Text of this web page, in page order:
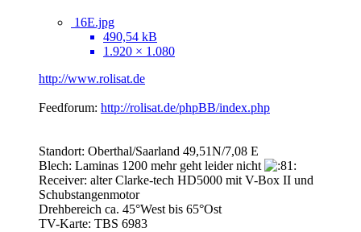
16E.jpg
490,54 kB
1.920 × 1.080
http://www.rolisat.de
Feedforum: http://rolisat.de/phpBB/index.php
Standort: Oberthal/Saarland 49,51N/7,08 E
Blech: Laminas 1200 mehr geht leider nicht
Receiver: alter Clarke-tech HD5000 mit V-Box II und
Schubstangenmotor
Drehbereich ca. 45°West bis 65°Ost
TV-Karte: TBS 6983